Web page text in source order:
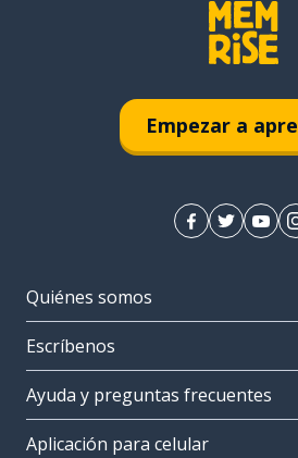
Empezar a
Quiénes somos
Escríbenos
Ayuda y preguntas frecuentes
Aplicación para celular